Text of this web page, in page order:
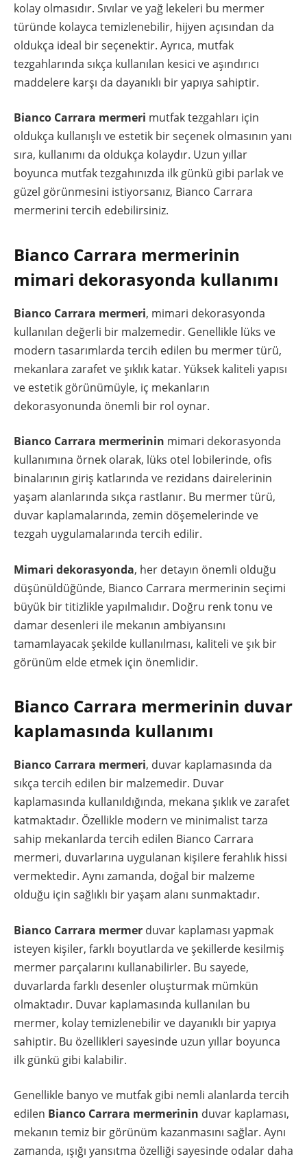
kolay olmasıdır. Sıvılar ve yağ lekeleri bu mermer
türünde kolayca temizlenebilir, hijyen açısından da
oldukça ideal bir seçenektir. Ayrıca, mutfak
tezgahlarında sıkça kullanılan kesici ve aşındırıcı
maddelere karşı da dayanıklı bir yapıya sahiptir.
Bianco Carrara mermeri mutfak tezgahları için
oldukça kullanışlı ve estetik bir seçenek olmasının yanı
sıra, kullanımı da oldukça kolaydır. Uzun yıllar
boyunca mutfak tezgahınızda ilk günkü gibi parlak ve
güzel görünmesini istiyorsanız, Bianco Carrara
mermerini tercih edebilirsiniz.
Bianco Carrara mermerinin
mimari dekorasyonda kullanımı
Bianco Carrara mermeri, mimari dekorasyonda
kullanılan değerli bir malzemedir. Genellikle lüks ve
modern tasarımlarda tercih edilen bu mermer türü,
mekanlara zarafet ve şıklık katar. Yüksek kaliteli yapısı
ve estetik görünümüyle, iç mekanların
dekorasyonunda önemli bir rol oynar.
Bianco Carrara mermerinin mimari dekorasyonda
kullanımına örnek olarak, lüks otel lobilerinde, ofis
binalarının giriş katlarında ve rezidans dairelerinin
yaşam alanlarında sıkça rastlanır. Bu mermer türü,
duvar kaplamalarında, zemin döşemelerinde ve
tezgah uygulamalarında tercih edilir.
Mimari dekorasyonda, her detayın önemli olduğu
düşünüldüğünde, Bianco Carrara mermerinin seçimi
büyük bir titizlikle yapılmalıdır. Doğru renk tonu ve
damar desenleri ile mekanın ambiyansını
tamamlayacak şekilde kullanılması, kaliteli ve şık bir
görünüm elde etmek için önemlidir.
Bianco Carrara mermerinin duvar
kaplamasında kullanımı
Bianco Carrara mermeri, duvar kaplamasında da
sıkça tercih edilen bir malzemedir. Duvar
kaplamasında kullanıldığında, mekana şıklık ve zarafet
katmaktadır. Özellikle modern ve minimalist tarza
sahip mekanlarda tercih edilen Bianco Carrara
mermeri, duvarlarına uygulanan kişilere ferahlık hissi
vermektedir. Aynı zamanda, doğal bir malzeme
olduğu için sağlıklı bir yaşam alanı sunmaktadır.
Bianco Carrara mermer duvar kaplaması yapmak
isteyen kişiler, farklı boyutlarda ve şekillerde kesilmiş
mermer parçalarını kullanabilirler. Bu sayede,
duvarlarda farklı desenler oluşturmak mümkün
olmaktadır. Duvar kaplamasında kullanılan bu
mermer, kolay temizlenebilir ve dayanıklı bir yapıya
sahiptir. Bu özellikleri sayesinde uzun yıllar boyunca
ilk günkü gibi kalabilir.
Genellikle banyo ve mutfak gibi nemli alanlarda tercih
edilen Bianco Carrara mermerinin duvar kaplaması,
mekanın temiz bir görünüm kazanmasını sağlar. Aynı
zamanda, ışığı yansıtma özelliği sayesinde odalar daha